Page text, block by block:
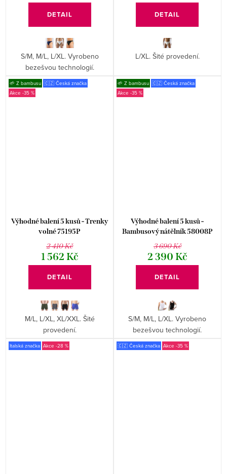
DETAIL
S/M, M/L, L/XL. Vyrobeno
bezešvou technologií.
DETAIL
L/XL. Šité provedení.
🌱 Z bambusu 🇨🇿 Česká značka
-35 %
Výhodné balení 5 kusů - Trenky
volné 75195P
2 410 Kč
1 562 Kč
DETAIL
M/L, L/XL, XL/XXL. Šité
provedení.
🌱 Z bambusu 🇨🇿 Česká značka
-35 %
Výhodné balení 5 kusů -
Bambusový nátělník 58008P
3 690 Kč
2 390 Kč
DETAIL
S/M, M/L, L/XL. Vyrobeno
bezešvou technologií.
Italská značka -28 % 🇨🇿 Česká značka -35 %